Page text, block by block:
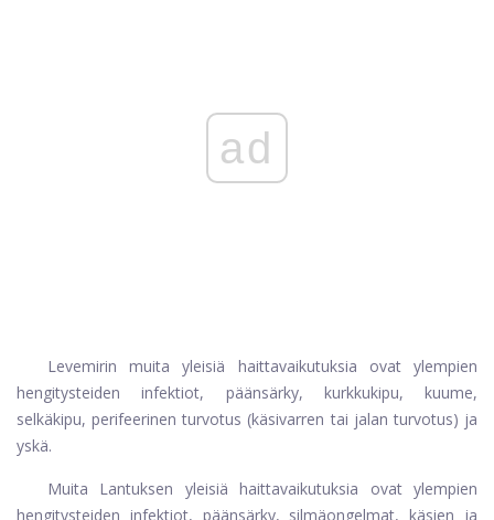
ad
Levemirin muita yleisiä haittavaikutuksia ovat ylempien
hengitysteiden infektiot, päänsärky, kurkkukipu, kuume,
selkäkipu, perifeerinen turvotus (käsivarren tai jalan turvotus) ja
yskä.
Muita Lantuksen yleisiä haittavaikutuksia ovat ylempien
hengitysteiden infektiot, päänsärky, silmäongelmat, käsien ja